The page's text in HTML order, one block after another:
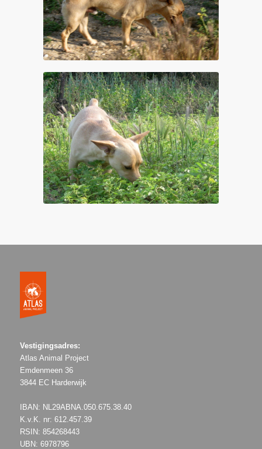
Vestigingsadres:
Atlas Animal Project
Emdenmeen 36
3844 EC Harderwijk
IBAN: NL29ABNA.050.675.38.40
K.v.K. nr: 612.457.39
RSIN: 854268443
UBN: 6978796